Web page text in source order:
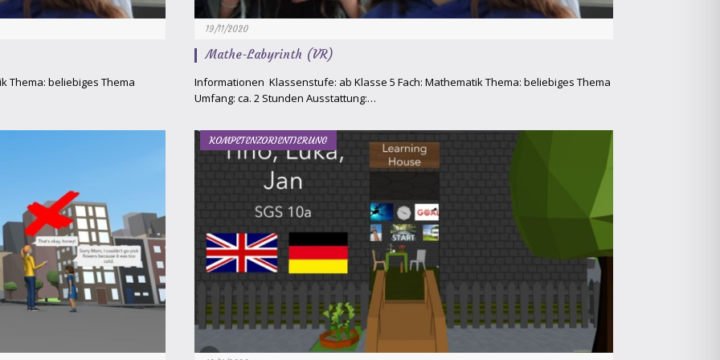
Thema: beliebiges Thema
19/11/2020
Mathe-Labyrinth (VR)
Informationen Klassenstufe: ab Klasse 5 Fach: Mathematik Thema: beliebiges Thema
Umfang: ca. 2 Stunden Ausstattung:…
KOMPETENZORIENTIERUNG